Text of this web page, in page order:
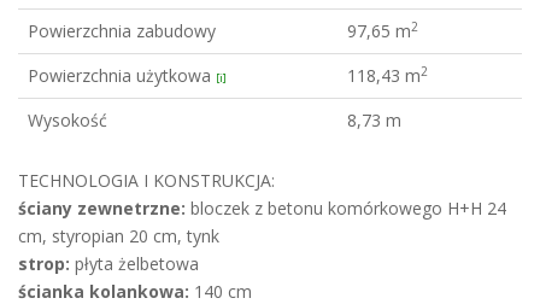
Powierzchnia zabudowy 97,65 m2
Powierzchnia użytkowa [i] 118,43 m2
Wysokość 8,73 m
TECHNOLOGIA I KONSTRUKCJA:
ściany zewnetrzne: bloczek z betonu komórkowego H+H 24
cm, styropian 20 cm, tynk
strop: płyta żelbetowa
ścianka kolankowa: 140 cm